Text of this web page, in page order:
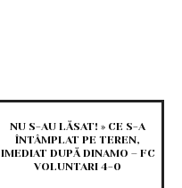
NU S-AU LĂSAT! » CE S-A
ÎNTÂMPLAT PE TEREN,
IMEDIAT DUPĂ DINAMO – FC
VOLUNTARI 4-0